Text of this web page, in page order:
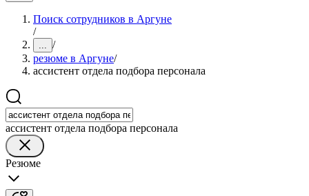
Поиск сотрудников в Аргуне
/
... /
резюме в Аргуне/
ассистент отдела подбора персонала
ассистент отдела подбора персонала
Резюме